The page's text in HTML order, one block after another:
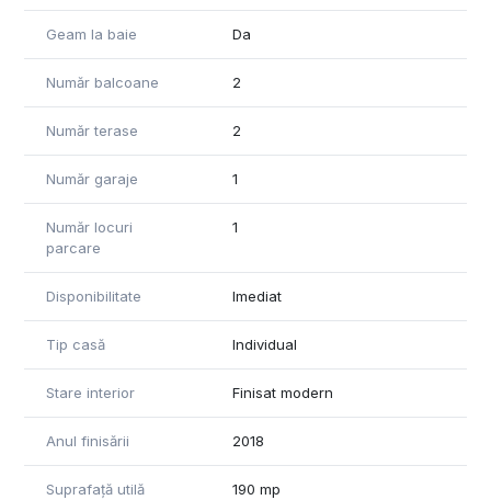
Geam la baie Da
Număr balcoane 2
Număr terase 2
Număr garaje 1
Număr locuri
parcare
1
Disponibilitate Imediat
Tip casă Individual
Stare interior Finisat modern
Anul finisării 2018
Suprafață utilă 190 mp